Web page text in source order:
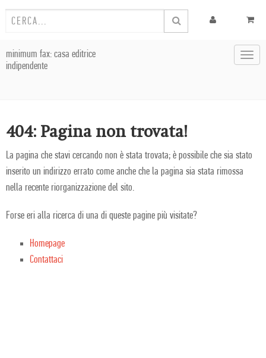
minimum fax: casa editrice
indipendente
404: Pagina non trovata!
La pagina che stavi cercando non è stata trovata; è possibile che sia stato
inserito un indirizzo errato come anche che la pagina sia stata rimossa
nella recente riorganizzazione del sito.
Forse eri alla ricerca di una di queste pagine più visitate?
Homepage
Contattaci